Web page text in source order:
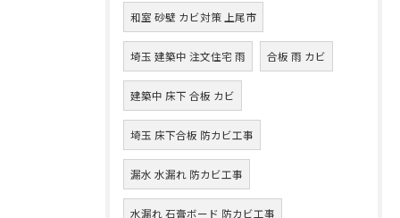
和室 砂壁 カビ対策 上尾市
埼玉 建築中 注文住宅 雨 合板 雨 カビ
建築中 床下 合板 カビ
埼玉 床下合板 防カビ工事
漏水 水漏れ 防カビ工事
水漏れ 石膏ボード 防カビ工事